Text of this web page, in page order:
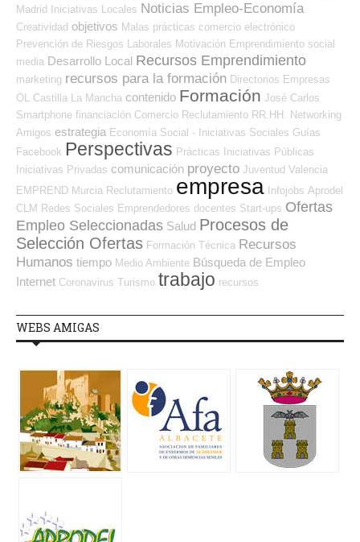
Madrid
Iniciativas Locales Noticias Empleo-Economía
Creatividad objetivos Malas prácticas comercio electrónico
Prevención de Riesgos Laborales Motivación Emprendimiento social
media Desarrollo Local Recursos Emprendimiento
marketing recursos para la formación Directorios Empresas
OL Castilla La Mancha contenido Formación José Carlos
Smartphone financiación Comercio Reclutamiento RR.HH. Networking
Amigos estrategia Economía Social - Iniciativas Sociales Guías
Facebook Perspectivas Prácticas
Iniciativas Públicas
Iniciativas Privadas comunicación proyecto Juventud Valencia
EMPREND Murcia Reclutamiento empresa Infojobs Aprodel
CLM Redes Sociales Emprendedores docentes Start-ups Ofertas
Empleo Seleccionadas Salud Procesos de
Selección Ofertas Formación Técnica Recursos
Humanos tiempo Medio Ambiente Búsqueda de Empleo
Internet Coronavirus Turismo trabajo recursos
WEBS AMIGAS